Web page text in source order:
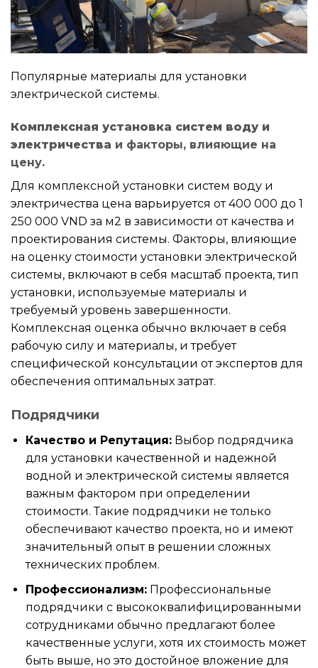
Популярные материалы для установки
электрической системы.
Комплексная установка систем воду и
электричества и факторы, влияющие на
цену.
Для комплексной установки систем воду и
электричества цена варьируется от 400 000 до 1
250 000 VND за м2 в зависимости от качества и
проектирования системы. Факторы, влияющие
на оценку стоимости установки электрической
системы, включают в себя масштаб проекта, тип
установки, используемые материалы и
требуемый уровень завершенности.
Комплексная оценка обычно включает в себя
рабочую силу и материалы, и требует
специфической консультации от экспертов для
обеспечения оптимальных затрат.
Подрядчики
Качество и Репутация:Выбор подрядчика
для установки качественной и надежной
водной и электрической системы является
важным фактором при определении
стоимости. Такие подрядчики не только
обеспечивают качество проекта, но и имеют
значительный опыт в решении сложных
технических проблем.
Профессионализм:Профессиональные
подрядчики с высококвалифицированными
сотрудниками обычно предлагают более
качественные услуги, хотя их стоимость может
быть выше, но это достойное вложение для